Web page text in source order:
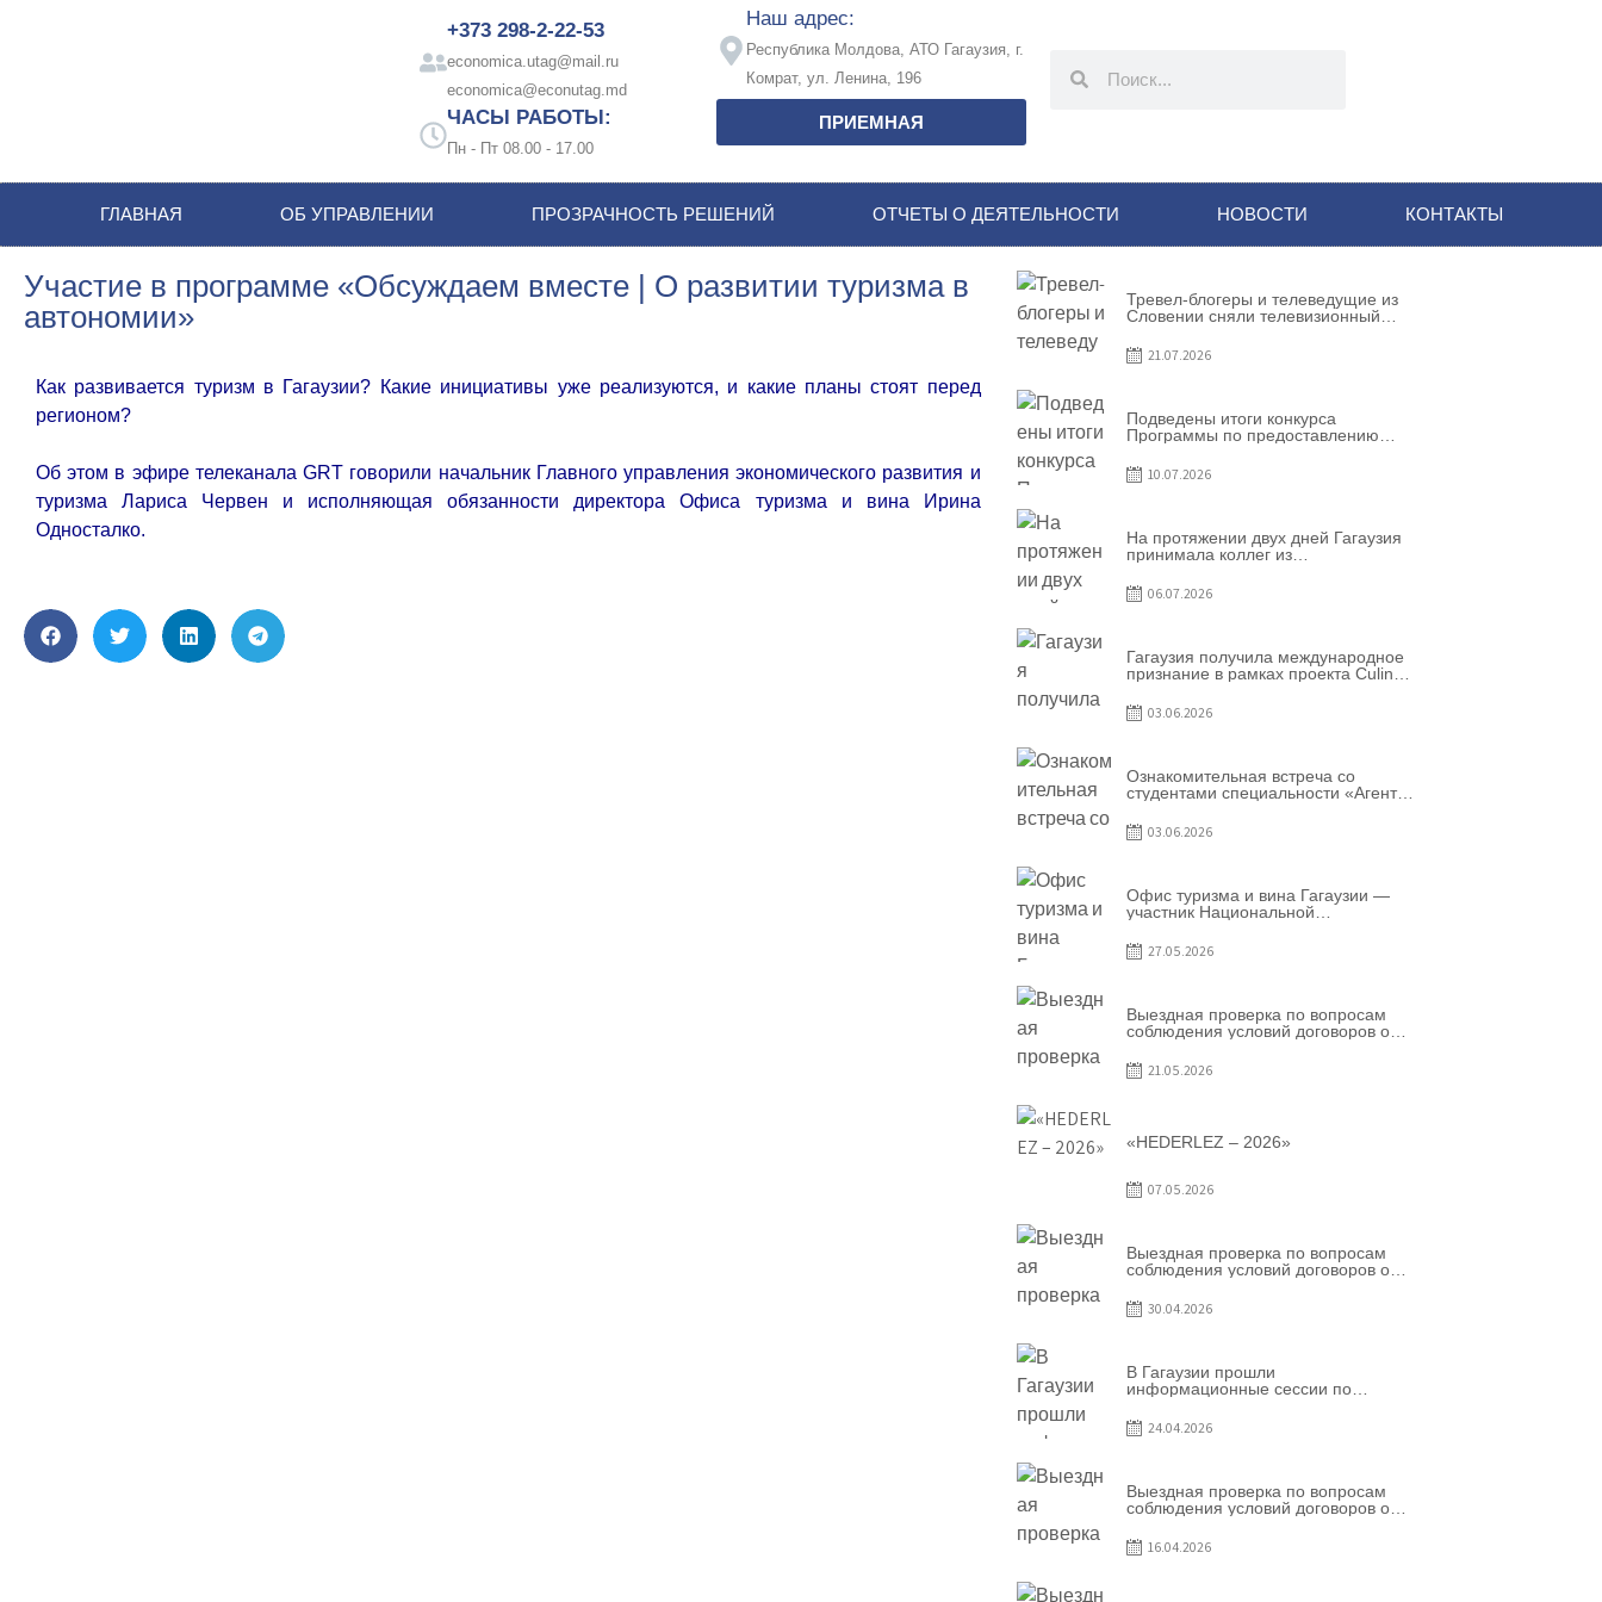
+373 298-2-22-53
economica.utag@mail.ru
economica@econutag.md
ЧАСЫ РАБОТЫ:
Пн - Пт 08.00 - 17.00
Наш адрес:
Республика Молдова, АТО Гагаузия, г.
Комрат, ул. Ленина, 196
ПРИЕМНАЯ
ГЛАВНАЯ ОБ УПРАВЛЕНИИ ПРОЗРАЧНОСТЬ РЕШЕНИЙ ОТЧЕТЫ О ДЕЯТЕЛЬНОСТИ НОВОСТИ КОНТАКТЫ
Участие в программе «Обсуждаем вместе | О развитии туризма в
автономии»
Как развивается туризм в Гагаузии? Какие инициативы уже реализуются, и какие планы стоят перед
регионом?
Об этом в эфире телеканала GRT говорили начальник Главного управления экономического развития и
туризма Лариса Червен и исполняющая обязанности директора Офиса туризма и вина Ирина
Односталко.
Тревел-блогеры и телеведущие из
Словении сняли телевизионный
21.07.2026
Подведены итоги конкурса
Программы по предоставлению
предпринимательства – 2026
10.07.2026
На протяжении двух дней Гагаузия
принимала коллег из
Республики Молдова
06.07.2026
Гагаузия получила международное
признание в рамках проекта Culinary
03.06.2026
Ознакомительная встреча со
студентами специальности «Агент
03.06.2026
Офис туризма и вина Гагаузии —
участник Национальной
27.05.2026
Выездная проверка по вопросам
соблюдения условий договоров о
предприятия SRL Baurlukhouse
21.05.2026
«HEDERLEZ – 2026»
07.05.2026
Выездная проверка по вопросам
соблюдения условий договоров о
предприятия SRL Grand Nic Oil
Company
30.04.2026
В Гагаузии прошли
информационные сессии по
24.04.2026
Выездная проверка по вопросам
соблюдения условий договоров о
предприятия SRL Patiseria Familiei
16.04.2026